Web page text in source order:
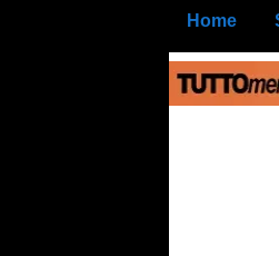
Home